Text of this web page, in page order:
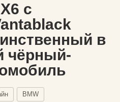
с
в
чёрный-
BMW